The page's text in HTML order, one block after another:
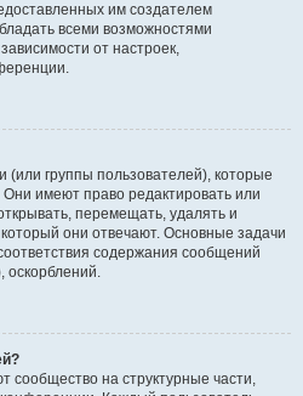
им создателем
всеми возможностями
от настроек,
группы пользователей), которые
имеют право редактировать или
перемещать, удалять и
они отвечают. Основные задачи
содержания сообщений
сообщество на структурные части,